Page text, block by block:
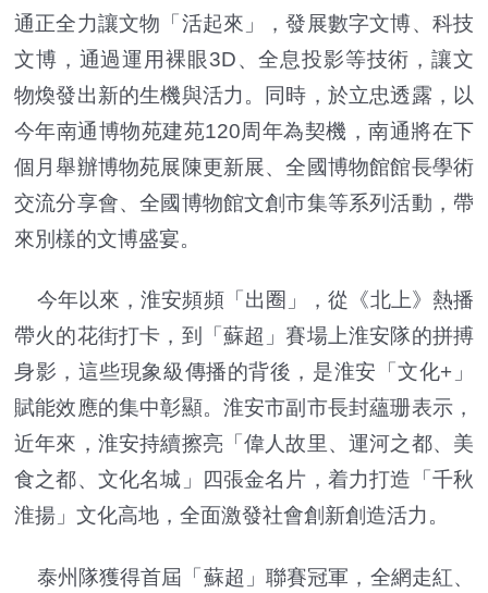
通正全力讓文物「活起來」，發展數字文博、科技
文博，通過運用裸眼3D、全息投影等技術，讓文
物煥發出新的生機與活力。同時，於立忠透露，以
今年南通博物苑建苑120周年為契機，南通將在下
個月舉辦博物苑展陳更新展、全國博物館館長學術
交流分享會、全國博物館文創市集等系列活動，帶
來別樣的文博盛宴。
今年以來，淮安頻頻「出圈」，從《北上》熱播
帶火的花街打卡，到「蘇超」賽場上淮安隊的拼搏
身影，這些現象級傳播的背後，是淮安「文化+」
賦能效應的集中彰顯。淮安市副市長封蘊珊表示，
近年來，淮安持續擦亮「偉人故里、運河之都、美
食之都、文化名城」四張金名片，着力打造「千秋
淮揚」文化高地，全面激發社會創新創造活力。
泰州隊獲得首屆「蘇超」聯賽冠軍，全網走紅、